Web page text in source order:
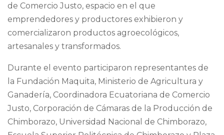
de Comercio Justo, espacio en el que
emprendedores y productores exhibieron y
comercializaron productos agroecológicos,
artesanales y transformados.
Durante el evento participaron representantes de
la Fundación Maquita, Ministerio de Agricultura y
Ganadería, Coordinadora Ecuatoriana de Comercio
Justo, Corporación de Cámaras de la Producción de
Chimborazo, Universidad Nacional de Chimborazo,